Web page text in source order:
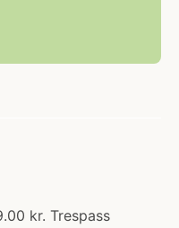
kr. Trespass